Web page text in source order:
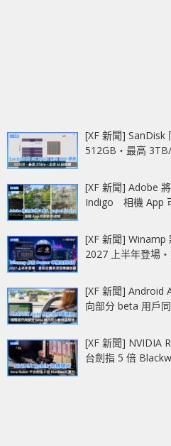
[XF 新聞] SanDisk
512GB‧最高
[XF 新聞] Adobe
Indigo 相機 App
[XF 新聞]
2027 上半年登場
[XF 新聞] Android
向部分 beta 用戶
[XF 新聞] NVIDIA
台劍指 5 倍